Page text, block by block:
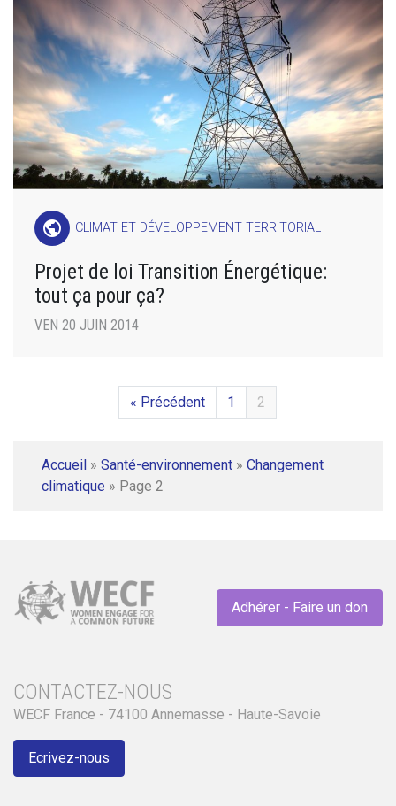
public CLIMAT ET DÉVELOPPEMENT TERRITORIAL
Projet de loi Transition Énergétique:
tout ça pour ça?
VEN 20 JUIN 2014
« Précédent 1 2
Accueil » Santé-environnement » Changement
climatique » Page 2
Adhérer - Faire un don
CONTACTEZ-NOUS
WECF France - 74100 Annemasse - Haute-Savoie
Ecrivez-nous